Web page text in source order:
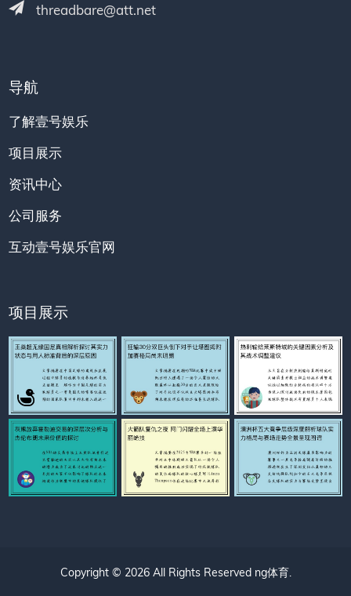
threadbare@att.net
导航
了解壹号娱乐
项目展示
资讯中心
公司服务
互动壹号娱乐官网
项目展示
Copyright © 2026 All Rights Reserved ng体育.